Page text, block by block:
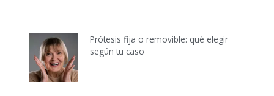
Prótesis fija o removible: qué elegir
según tu caso